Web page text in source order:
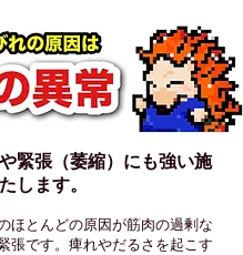
緊張（萎縮）にも強い施
します。
ほとんどの原因が筋肉の過剰な
張です。痺れやだるさを起こす